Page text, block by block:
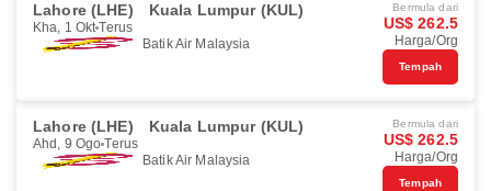
Lahore (LHE) Kuala Lumpur (KUL)
Kha, 1 Okt Terus
Batik Air Malaysia
Bermula dari
US$ 262.5
Harga/Org
Tempah
Lahore (LHE) Kuala Lumpur (KUL)
Ahd, 9 Ogo Terus
Batik Air Malaysia
Bermula dari
US$ 262.5
Harga/Org
Tempah